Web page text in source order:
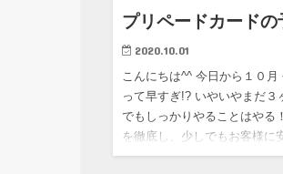
プリペードカード
2020.10.01
こんにちは^^ 今日から１０
って早すぎ!? いやいやまだ
でもしっかりやることはやる
を徹底し、少しでもお客様に
しな…